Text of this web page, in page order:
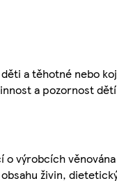
a těhotné nebo
a pozornost
výrobcích
živin,